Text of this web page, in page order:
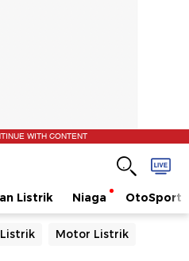
WITH CONTENT
Listrik Niaga OtoSport
Motor Listrik